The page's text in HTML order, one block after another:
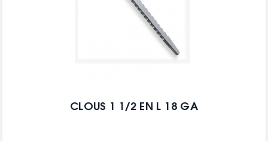
CLOUS 1 1/2 EN L 18 GA